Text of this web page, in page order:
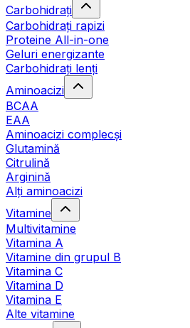
Carbohidrați
Carbohidrați rapizi
Proteine All-in-one
Geluri energizante
Carbohidrați lenți
Aminoacizi
BCAA
EAA
Aminoacizi complecși
Glutamină
Citrulină
Arginină
Alți aminoacizi
Vitamine
Multivitamine
Vitamina A
Vitamine din grupul B
Vitamina C
Vitamina D
Vitamina E
Alte vitamine